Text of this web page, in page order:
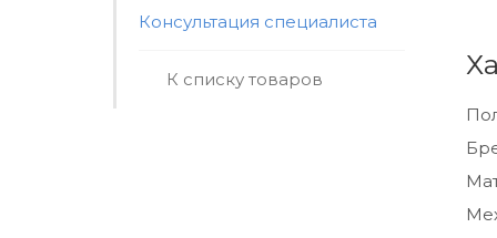
Консультация специалиста
К списку товаров